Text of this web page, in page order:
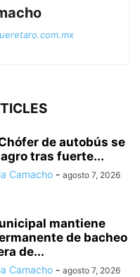
de autobús se
tras fuerte...
Camacho - agosto 7, 2026
mantiene
de bacheo
de...
Camacho - agosto 7, 2026